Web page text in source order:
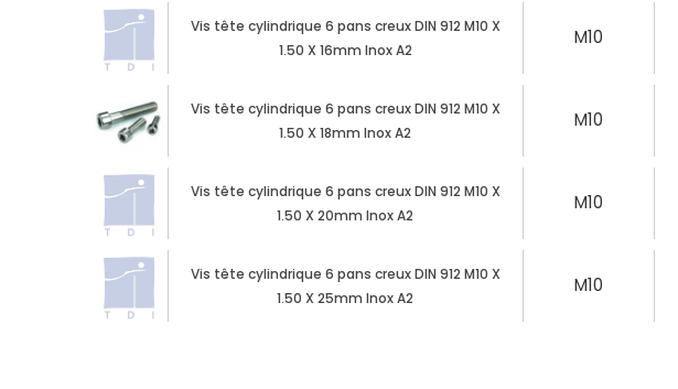
Vis tête cylindrique 6 pans creux DIN 912 M10 X
1.50 X 16mm Inox A2
M10
Vis tête cylindrique 6 pans creux DIN 912 M10 X
1.50 X 18mm Inox A2
M10
Vis tête cylindrique 6 pans creux DIN 912 M10 X
1.50 X 20mm Inox A2
M10
Vis tête cylindrique 6 pans creux DIN 912 M10 X
1.50 X 25mm Inox A2
M10